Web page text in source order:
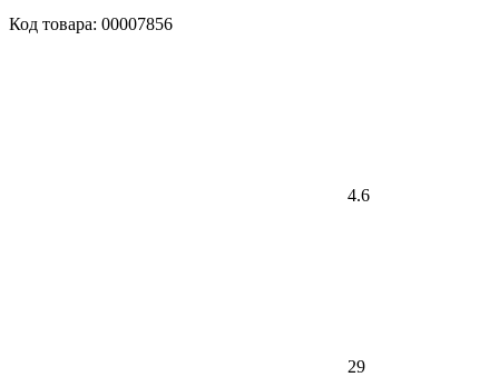
Код товара: 00007856
4.6
29